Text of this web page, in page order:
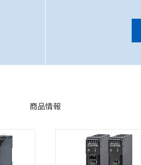
商品情報